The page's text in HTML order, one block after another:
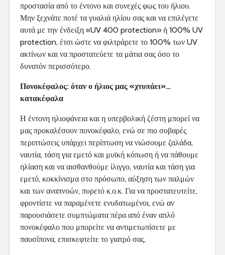
προστασία από το έντονο και συνεχές φως του ήλιου.
Μην ξεχνάτε ποτέ τα γυαλιά ηλίου σας και να επιλέγετε
αυτά με την ένδειξη «UV 400 protection» ή 100% UV
protection, έτσι ώστε να φιλτράρετε το 100% των UV
ακτίνων και να προστατεύετε τα μάτια σας όσο το
δυνατόν περισσότερο.
Πονοκέφαλος: όταν ο ήλιος μας «χτυπάει»…
κατακέφαλα
Η έντονη ηλιοφάνεια και η υπερβολική ζέστη μπορεί να
μας προκαλέσουν πονοκέφαλο, ενώ σε πιο σοβαρές
περιπτώσεις υπάρχει περίπτωση να νιώσουμε ζαλάδα,
ναυτία, τάση για εμετό και μυϊκή κόπωση ή να πάθουμε
ηλίαση και να αισθανθούμε ίλιγγο, ναυτία και τάση για
εμετό, κοκκίνισμα στο πρόσωπο, αύξηση των παλμών
και των αναπνοών, πυρετό κ.ο.κ. Για να προστατευτείτε,
φροντίστε να παραμένετε ενυδατωμένοι, ενώ αν
παρουσιάσετε συμπτώματα πέρα από έναν απλό
πονοκέφαλο που μπορείτε να αντιμετωπίσετε με
παυσίπονα, επισκεφτείτε το γιατρό σας.